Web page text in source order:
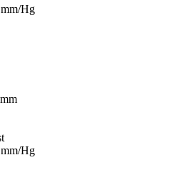
mm/Hg
mm
mm/Hg